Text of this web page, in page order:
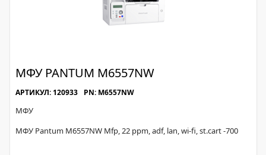
МФУ PANTUM M6557NW
АРТИКУЛ: 120933 PN: M6557NW
МФУ
МФУ Pantum M6557NW Mfp, 22 ppm, adf, lan, wi-fi, st.cart -700